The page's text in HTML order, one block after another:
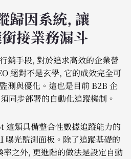
歸因系統, 讓
接業務漏斗
銷手段, 對於追求高效的企業營
絕對不是玄學, 它的成效完全可
測與優化。這也是目前 B2B 企
同步部署的自動化追蹤機制。
這類具備整合性數據追蹤能力的
曝光監測面板。除了追蹤基礎的
之外, 更進階的做法是設定自動